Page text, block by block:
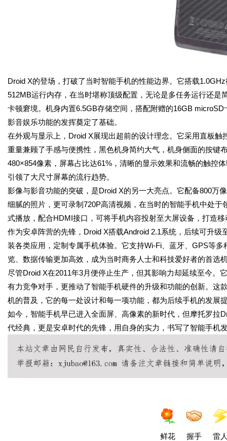
Droid X的登场，打破了当时智能手机的性能边界。它搭载
512MB运行内存，在当时堪称顶级配置，无论是多任务运行还
卡顿窘境。机身内置6.5GB存储空间，搭配附赠的16GB
影音娱乐功能的发挥奠定了基础。
在外观与显示上，Droid X展现出超前的设计理念。它采用直板
重量兼顾了手感与便携性，黑色机身简约大气，机身侧面的按键
480×854像素，屏幕占比达61%，清晰的显示效果和流畅的触控
引领了大尺寸屏幕的流行趋势。
影像与影音功能的突破，是Droid X的另一大亮点。它配备800万
细腻的照片，更可录制720P高清视频，在当时的智能手机中处
式播放，配合HDMI接口，可将手机内容投射至大屏设备，打造
作为安卓阵营的先锋，Droid X搭载Android 2.1系统，后续可升
装各类应用，定制专属手机体验。它支持Wi-Fi、蓝牙、GPS等
览、数据传输更加高效，成为当时商务人士和科技爱好者的首选
尽管Droid X在2011年3月便停止生产，但其影响力却延续至今。
有力竞争对手，更推动了智能手机硬件的升级和功能的创新。这
机的普及，它的每一处设计和每一项功能，都为后续手机的发展
如今，智能手机早已进入全面屏、高像素的新时代，但摩托罗拉
代经典，更是安卓时代的先锋，用自身的实力，书写了智能手机
鲜花 握手 雷